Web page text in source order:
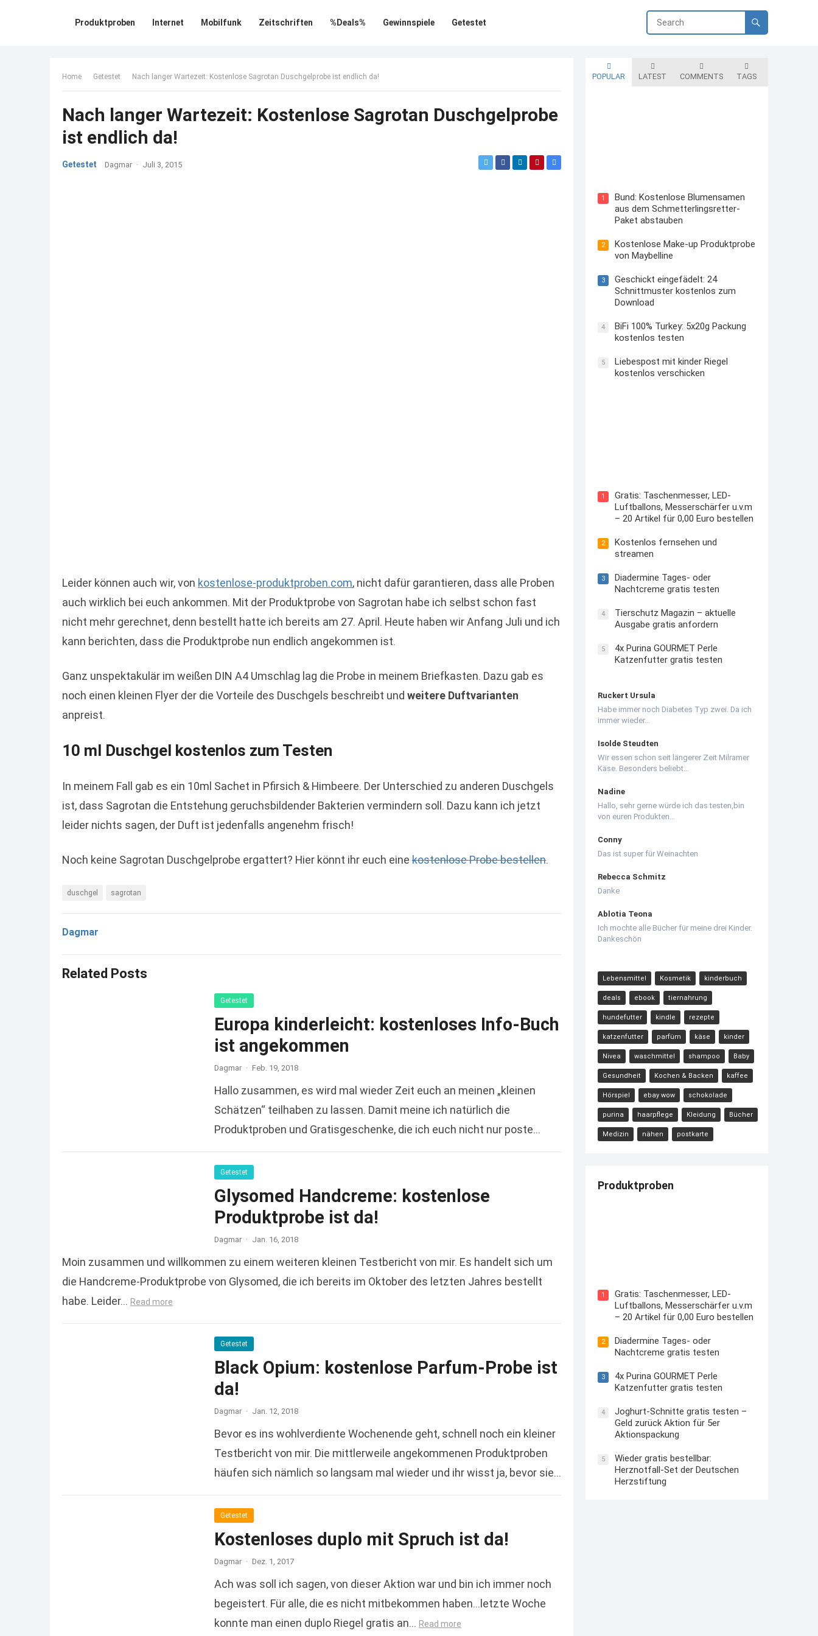
Produktproben Internet Mobilfunk Zeitschriften %Deals% Gewinnspiele Getestet
Home Getestet Nach langer Wartezeit: Kostenlose Sagrotan Duschgelprobe ist endlich da!
Nach langer Wartezeit: Kostenlose Sagrotan Duschgelprobe
ist endlich da!
Getestet Dagmar · Juli 3, 2015
Leider können auch wir, von kostenlose-produktproben.com, nicht dafür garantieren, dass alle Proben
auch wirklich bei euch ankommen. Mit der Produktprobe von Sagrotan habe ich selbst schon fast
nicht mehr gerechnet, denn bestellt hatte ich bereits am 27. April. Heute haben wir Anfang Juli und ich
kann berichten, dass die Produktprobe nun endlich angekommen ist.
Ganz unspektakulär im weißen DIN A4 Umschlag lag die Probe in meinem Briefkasten. Dazu gab es
noch einen kleinen Flyer der die Vorteile des Duschgels beschreibt und weitere Duftvarianten
anpreist.
10 ml Duschgel kostenlos zum Testen
In meinem Fall gab es ein 10ml Sachet in Pfirsich & Himbeere. Der Unterschied zu anderen Duschgels
ist, dass Sagrotan die Entstehung geruchsbildender Bakterien vermindern soll. Dazu kann ich jetzt
leider nichts sagen, der Duft ist jedenfalls angenehm frisch!
Noch keine Sagrotan Duschgelprobe ergattert? Hier könnt ihr euch eine kostenlose Probe bestellen.
duschgel sagrotan
Dagmar
Related Posts
Getestet
Europa kinderleicht: kostenloses Info-Buch
ist angekommen
Dagmar · Feb. 19, 2018
Hallo zusammen, es wird mal wieder Zeit euch an meinen „kleinen
Schätzen“ teilhaben zu lassen. Damit meine ich natürlich die
Produktproben und Gratisgeschenke, die ich euch nicht nur poste
Getestet
Glysomed Handcreme: kostenlose
Produktprobe ist da!
Dagmar · Jan. 16, 2018
Moin zusammen und willkommen zu einem weiteren kleinen Testbericht von mir. Es handelt sich um
die Handcreme-Produktprobe von Glysomed, die ich bereits im Oktober des letzten Jahres bestellt
habe. Leider… Read more
Getestet
Black Opium: kostenlose Parfum-Probe ist
da!
Dagmar · Jan. 12, 2018
Bevor es ins wohlverdiente Wochenende geht, schnell noch ein kleiner
Testbericht von mir. Die mittlerweile angekommenen Produktproben
häufen sich nämlich so langsam mal wieder und ihr wisst ja, bevor sie…
Getestet
Kostenloses duplo mit Spruch ist da!
Dagmar · Dez. 1, 2017
Ach was soll ich sagen, von dieser Aktion war und bin ich immer noch
begeistert. Für alle, die es nicht mitbekommen haben…letzte Woche
konnte man einen duplo Riegel gratis an… Read more
POPULAR LATEST COMMENTS TAGS
1
Bund: Kostenlose Blumensamen
aus dem Schmetterlingsretter-
Paket abstauben
2
Kostenlose Make-up Produktprobe
von Maybelline
3
Geschickt eingefädelt: 24
Schnittmuster kostenlos zum
Download
4
BiFi 100% Turkey: 5x20g Packung
kostenlos testen
5
Liebespost mit kinder Riegel
kostenlos verschicken
1
Gratis: Taschenmesser, LED-
Luftballons, Messerschärfer u.v.m
– 20 Artikel für 0,00 Euro bestellen
2
Kostenlos fernsehen und
streamen
3
Diadermine Tages- oder
Nachtcreme gratis testen
4
Tierschutz Magazin – aktuelle
Ausgabe gratis anfordern
5
4x Purina GOURMET Perle
Katzenfutter gratis testen
Ruckert Ursula
Habe immer noch Diabetes Typ zwei. Da ich
immer wieder…
Isolde Steudten
Wir essen schon seit längerer Zeit Milramer
Käse. Besonders beliebt…
Nadine
Hallo, sehr gerne würde ich das testen,bin
von euren Produkten…
Conny
Das ist super für Weinachten
Rebecca Schmitz
Danke
Ablotia Teona
Ich mochte alle Bücher für meine drei Kinder.
Dankeschön
Lebensmittel Kosmetik kinderbuch
deals ebook tiernahrung
hundefutter kindle rezepte
katzenfutter parfüm käse kinder
Nivea waschmittel shampoo Baby
Gesundheit Kochen & Backen kaffee
Hörspiel ebay wow schokolade
purina haarpflege Kleidung Bücher
Medizin nähen postkarte
Produktproben
1
Gratis: Taschenmesser, LED-
Luftballons, Messerschärfer u.v.m
– 20 Artikel für 0,00 Euro bestellen
2
Diadermine Tages- oder
Nachtcreme gratis testen
3
4x Purina GOURMET Perle
Katzenfutter gratis testen
4
Joghurt-Schnitte gratis testen –
Geld zurück Aktion für 5er
Aktionspackung
5
Wieder gratis bestellbar:
Herznotfall-Set der Deutschen
Herzstiftung